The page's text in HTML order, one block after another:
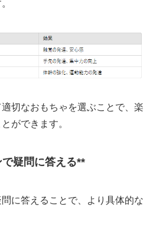
切なおもちゃを選ぶことで、楽
ができます。
疑問に答える**
に答えることで、より具体的な